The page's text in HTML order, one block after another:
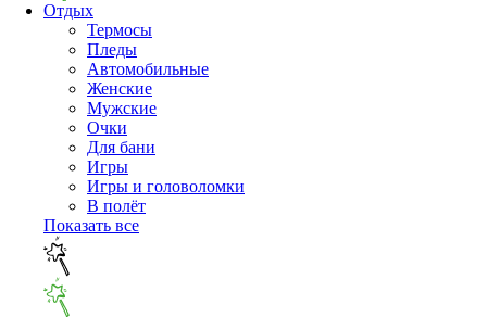
Отдых
Термосы
Пледы
Автомобильные
Женские
Мужские
Очки
Для бани
Игры
Игры и головоломки
В полёт
Показать все